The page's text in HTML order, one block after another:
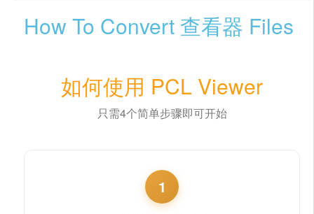
How To Convert 查看器 Files
如何使用 PCL Viewer
只需4个简单步骤即可开始
1